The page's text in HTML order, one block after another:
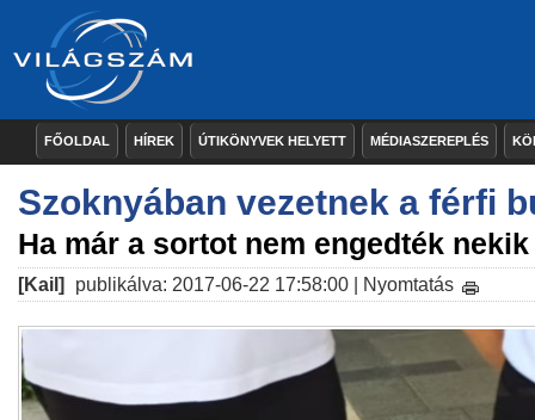
FŐOLDAL HÍREK ÚTIKÖNYVEK HELYETT MÉDIASZEREPLÉS
Szoknyában vezetnek a férfi
Ha már a sortot nem engedték
[Kail] publikálva: 2017-06-22 17:58:00 | Nyomtatás